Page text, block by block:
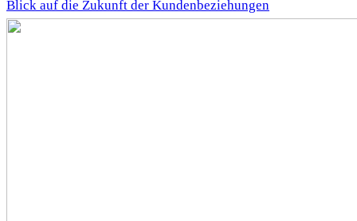
Blick auf die Zukunft der Kundenbeziehungen